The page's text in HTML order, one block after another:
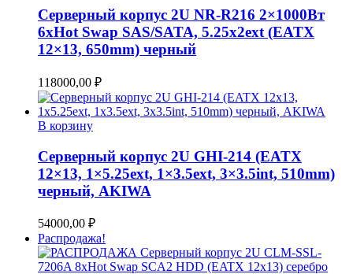
Серверный корпус 2U NR-R216 2×1000Вт
6xHot Swap SAS/SATA, 5.25x2ext (EATX
12×13, 650mm) черный
118000,00 ₽
В корзину
Серверный корпус 2U GHI-214 (EATX
12×13, 1×5.25ext, 1×3.5ext, 3×3.5int, 510mm)
черный, AKIWA
54000,00 ₽
Распродажа!